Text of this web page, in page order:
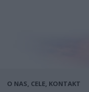
O NAS, CELE, KONTAKT